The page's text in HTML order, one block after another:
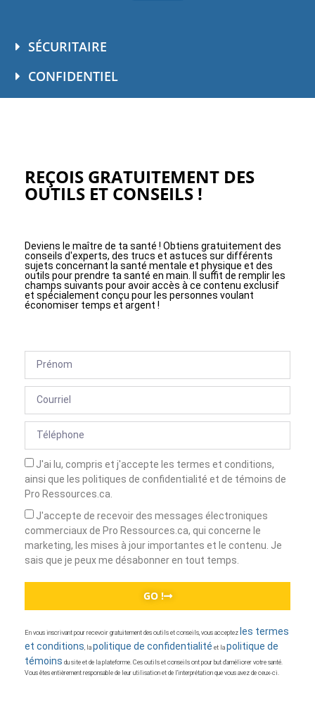
SÉCURITAIRE
CONFIDENTIEL
REÇOIS GRATUITEMENT DES
OUTILS ET CONSEILS !
Deviens le maître de ta santé ! Obtiens gratuitement des
conseils d'experts, des trucs et astuces sur différents
sujets concernant la santé mentale et physique et des
outils pour prendre ta santé en main. Il suffit de remplir les
champs suivants pour avoir accès à ce contenu exclusif
et spécialement conçu pour les personnes voulant
économiser temps et argent !
J'ai lu, compris et j'accepte les termes et conditions,
ainsi que les politiques de confidentialité et de témoins de
Pro Ressources.ca.
J'accepte de recevoir des messages électroniques
commerciaux de Pro Ressources.ca, qui concerne le
marketing, les mises à jour importantes et le contenu. Je
sais que je peux me désabonner en tout temps.
GO !
En vous inscrivant pour recevoir gratuitement des outils et conseils, vous acceptez les termes
et conditions , la politique de confidentialité et la politique de
témoins du site et de la plateforme. Ces outils et conseils ont pour but d’améliorer votre santé.
Vous êtes entièrement responsable de leur utilisation et de l’interprétation que vous avez de ceux-ci.